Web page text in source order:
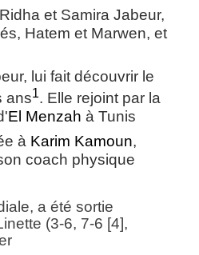
et Samira Jabeur,
Hatem et Marwen, et
lui fait découvrir le
ans1. Elle rejoint par la
El Menzah à Tunis
à Karim Kamoun,
coach physique
a été sortie
(3-6, 7-6 [4],